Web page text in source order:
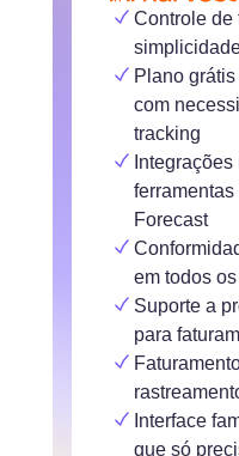
Controle de
Plano
com
tracking
Forecast
em todos
Suporte a
para
Interface
que só